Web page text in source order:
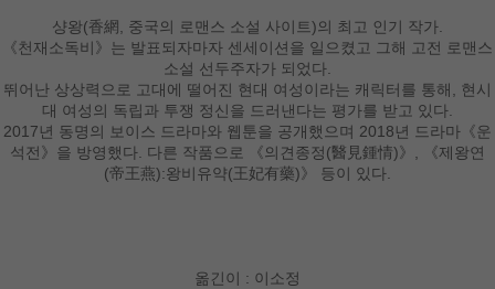
샹왕(香網, 중국의 로맨스 소설 사이트)의 최고 인기 작가.
《천재소독비》는 발표되자마자 센세이션을 일으켰고 그해 고전 로맨스
소설 선두주자가 되었다.
뛰어난 상상력으로 고대에 떨어진 현대 여성이라는 캐릭터를 통해, 현시
대 여성의 독립과 투쟁 정신을 드러낸다는 평가를 받고 있다.
2017년 동명의 보이스 드라마와 웹툰을 공개했으며 2018년 드라마《운
석전》을 방영했다. 다른 작품으로 《의견종정(醫見鍾情)》, 《제왕연
(帝王燕):왕비유약(王妃有藥)》 등이 있다.
옮긴이 : 이소정